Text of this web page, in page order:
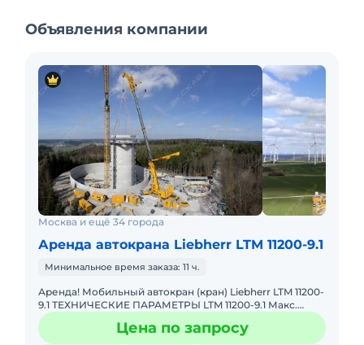
Объявления компании
Москва и ещё 34 города
Аренда автокрана Liebherr LTM 11200-9.1
Минимальное время заказа: 11 ч.
Аренда! Мобильный автокран (кран) Liebherr LTM 11200-
9.1 ТЕХНИЧЕСКИЕ ПАРАМЕТРЫ LTM 11200-9.1 Макс.
грузоподъёмность: 1200 т Телескопическая стрела: 100
м Макс.
Цена по запросу